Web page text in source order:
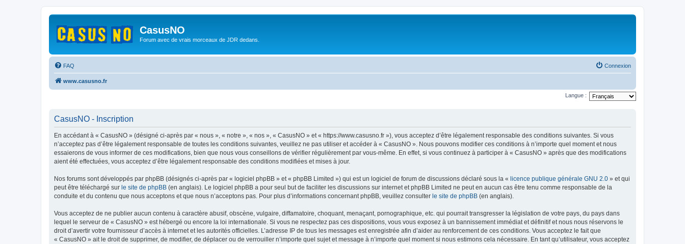
CasusNO
Forum avec de vrais morceaux de JDR dedans.
FAQ Connexion
www.casusno.fr
Langue :
CasusNO - Inscription
En accédant à « CasusNO » (désigné ci-après par « nous », « notre », « nos », « CasusNO » et « https://www.casusno.fr »), vous acceptez d’être légalement responsable des conditions suivantes. Si vous
n’acceptez pas d’être légalement responsable de toutes les conditions suivantes, veuillez ne pas utiliser et accéder à « CasusNO ». Nous pouvons modifier ces conditions à n’importe quel moment et nous
essaierons de vous informer de ces modifications, bien que nous vous conseillons de vérifier régulièrement par vous-même. En effet, si vous continuez à participer à « CasusNO » après que des modifications
aient été effectuées, vous acceptez d’être légalement responsable des conditions modifiées et mises à jour.
Nos forums sont développés par phpBB (désignés ci-après par « logiciel phpBB » et « phpBB Limited ») qui est un logiciel de forum de discussions déclaré sous la « licence publique générale GNU 2.0 » et qui
peut être téléchargé sur le site de phpBB (en anglais). Le logiciel phpBB a pour seul but de faciliter les discussions sur internet et phpBB Limited ne peut en aucun cas être tenu comme responsable de la
conduite et du contenu que nous acceptons et que nous n’acceptons pas. Pour plus d’informations concernant phpBB, veuillez consulter le site de phpBB (en anglais).
Vous acceptez de ne publier aucun contenu à caractère abusif, obscène, vulgaire, diffamatoire, choquant, menaçant, pornographique, etc. qui pourrait transgresser la législation de votre pays, du pays dans
lequel le serveur de « CasusNO » est hébergé ou encore la loi internationale. Si vous ne respectez pas ces dispositions, vous vous exposez à un bannissement immédiat et définitif et nous nous réservons le
droit d’avertir votre fournisseur d’accès à internet et les autorités officielles. L’adresse IP de tous les messages est enregistrée afin d’aider au renforcement de ces conditions. Vous acceptez le fait que
« CasusNO » ait le droit de supprimer, de modifier, de déplacer ou de verrouiller n’importe quel sujet et message à n’importe quel moment si nous estimons cela nécessaire. En tant qu’utilisateur, vous acceptez